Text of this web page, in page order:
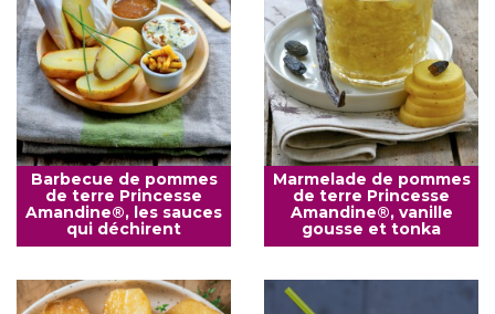
Barbecue de pommes
de terre Princesse
Amandine®, les sauces
qui déchirent
Marmelade de pommes
de terre Princesse
Amandine®, vanille
gousse et tonka